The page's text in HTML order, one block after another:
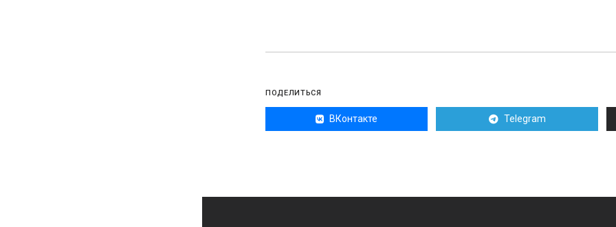
ПОДЕЛИТЬСЯ
ВКонтакте Telegram